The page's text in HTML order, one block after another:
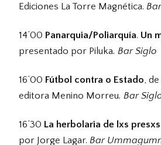
Ediciones La Torre Magnética.
14’00 Panarquia/Poliarquía. Un
presentado por Piluka. Bar Siglo
16’00 Fútbol contra o Estado,
editora Menino Morreu. Bar
16’30 La herbolaria de lxs presxs
por Jorge Lagar. Bar